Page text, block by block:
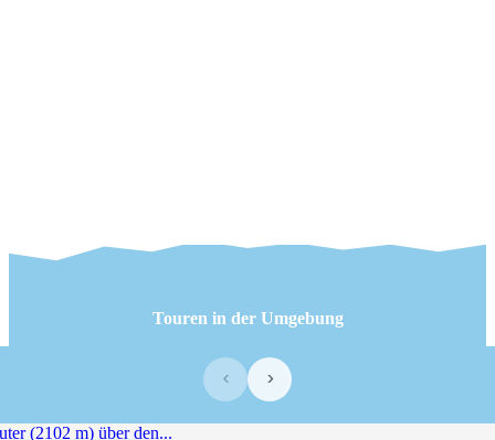
Touren in der Umgebung
‹ ›